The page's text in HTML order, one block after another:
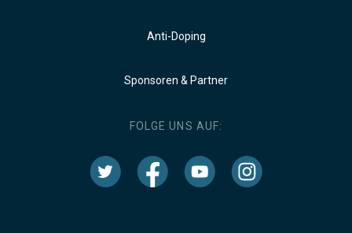
Anti-Doping
Sponsoren & Partner
FOLGE UNS AUF: